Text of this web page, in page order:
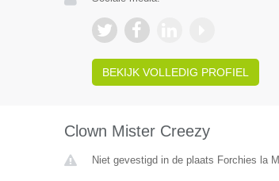
BEKIJK VOLLEDIG PROFIEL
Clown Mister Creezy
Niet gevestigd in de plaats Forchies la